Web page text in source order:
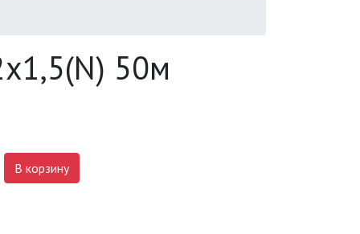
50м
В корзину